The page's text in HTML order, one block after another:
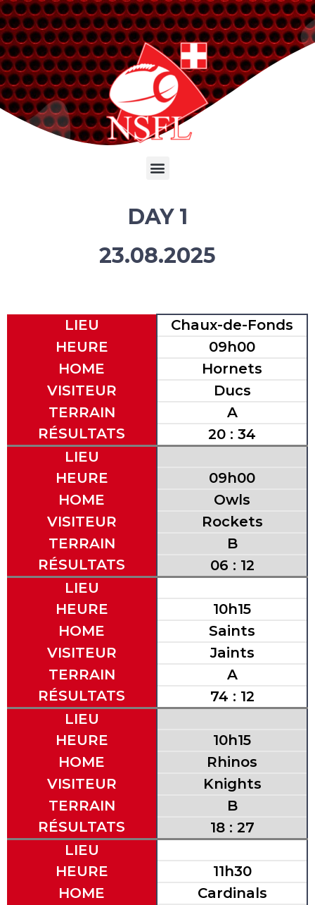
DAY 1
23.08.2025
LIEU
Chaux-de-Fonds
HEURE
09h00
HOME
Hornets
VISITEUR
Ducs
TERRAIN
A
RÉSULTATS
20 : 34
LIEU
HEURE
09h00
HOME
Owls
VISITEUR
Rockets
TERRAIN
B
RÉSULTATS
06 : 12
LIEU
HEURE
10h15
HOME
Saints
VISITEUR
Jaints
TERRAIN
A
RÉSULTATS
74 : 12
LIEU
HEURE
10h15
HOME
Rhinos
VISITEUR
Knights
TERRAIN
B
RÉSULTATS
18 : 27
LIEU
HEURE
11h30
HOME
Cardinals